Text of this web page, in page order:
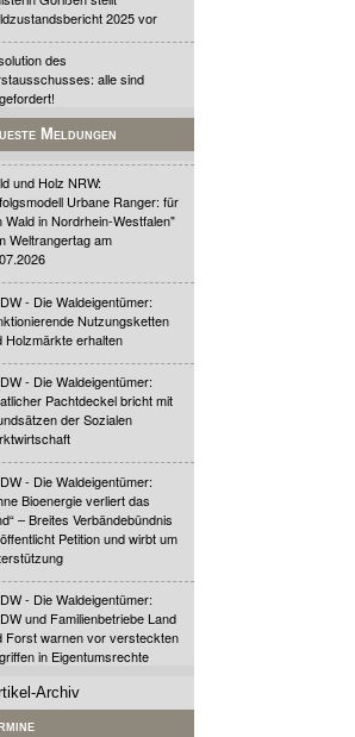
2025 vor
des
alle sind
Meldungen
und Holz NRW:
Urbane Ranger: für
Wald in Nordrhein-Westfalen"
Weltrangertag am
- Die Waldeigentümer:
Nutzungsketten
Holzmärkte erhalten
- Die Waldeigentümer:
Pachtdeckel bricht mit
der Sozialen
- Die Waldeigentümer:
Bioenergie verliert das
– Breites Verbändebündnis
Petition und wirbt um
- Die Waldeigentümer:
und Familienbetriebe Land
Forst warnen vor versteckten
in Eigentumsrechte
Archiv